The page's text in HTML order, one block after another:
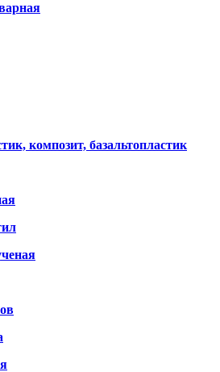
композит, базальтопластик